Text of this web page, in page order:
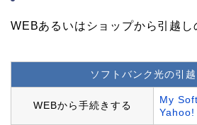
WEBあるいはショップから引越し
ソフトバンク光の引
WEBから手続きする
My
Yahoo!